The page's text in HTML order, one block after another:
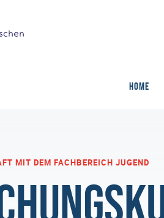
HOME
MIT DEM FACHBEREICH JUGEND